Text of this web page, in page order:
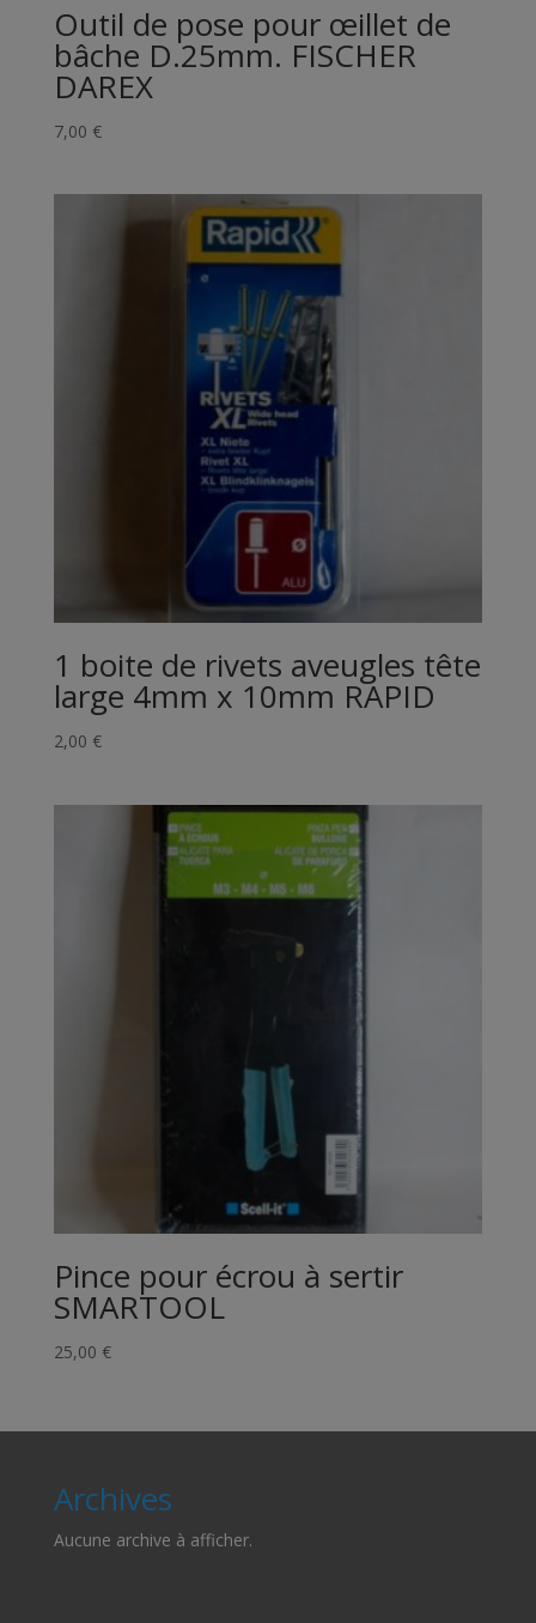
Outil de pose pour œillet de
bâche D.25mm. FISCHER
DAREX
7,00 €
1 boite de rivets aveugles tête
large 4mm x 10mm RAPID
2,00 €
Pince pour écrou à sertir
SMARTOOL
25,00 €
Archives
Aucune archive à afficher.